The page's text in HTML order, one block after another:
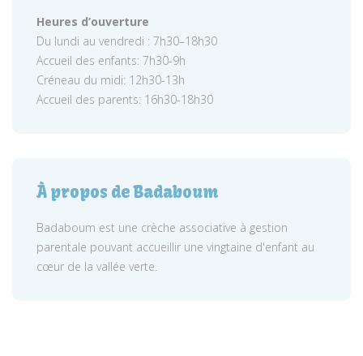
Heures d’ouverture
Du lundi au vendredi : 7h30–18h30
Accueil des enfants: 7h30-9h
Créneau du midi: 12h30-13h
Accueil des parents: 16h30-18h30
À propos de Badaboum
Badaboum est une crèche associative à gestion
parentale pouvant accueillir une vingtaine d'enfant au
cœur de la vallée verte.